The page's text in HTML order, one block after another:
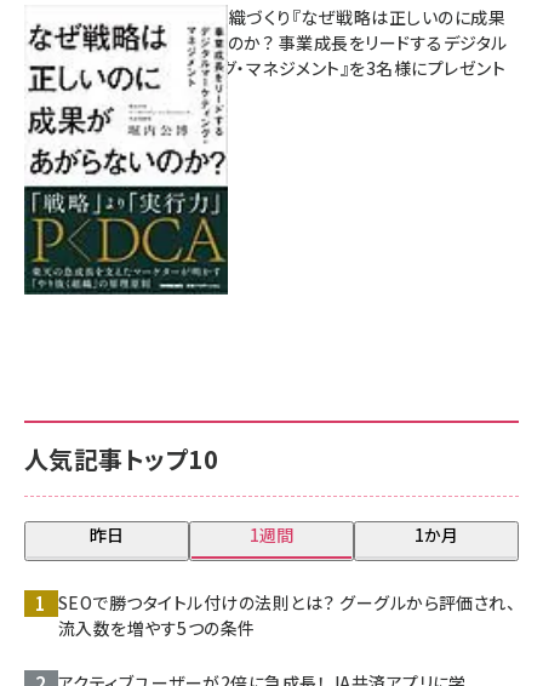
人気記事トップ10
昨日 1週間 1か月
SEOで勝つタイトル付けの法則とは？ グーグルから評価され、
流入数を増やす5つの条件
成果を生む組織づくり『なぜ戦略は正しいのに成果
があがらないのか？ 事業成長をリードするデジタル
マーケティング・マネジメント』を3名様にプレゼント
8月7日 10:00